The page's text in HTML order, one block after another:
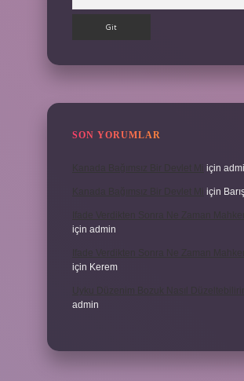
SON YORUMLAR
için
için
için admin
için Kerem
admin